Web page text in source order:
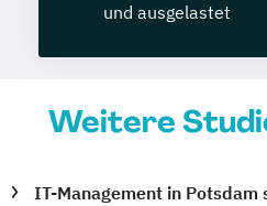
und ausgelastet
Weitere
IT-Management in Potsdam